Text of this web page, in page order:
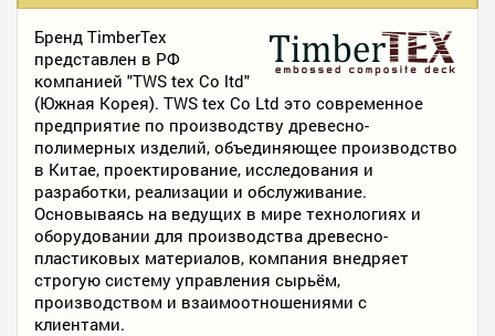
ФОТО РАБОТ
КОНТАКТЫ
ПОЛЕЗНОЕ
Бренд TimberTex
представлен в РФ
компанией "TWS tex Co ltd"
(Южная Корея). TWS tex Co Ltd это современное
предприятие по производству древесно-
полимерных изделий, объединяющее производство
в Китае, проектирование, исследования и
разработки, реализации и обслуживание.
Основываясь на ведущих в мире технологиях и
оборудовании для производства древесно-
пластиковых материалов, компания внедряет
строгую систему управления сырьём,
производством и взаимоотношениями с
клиентами.